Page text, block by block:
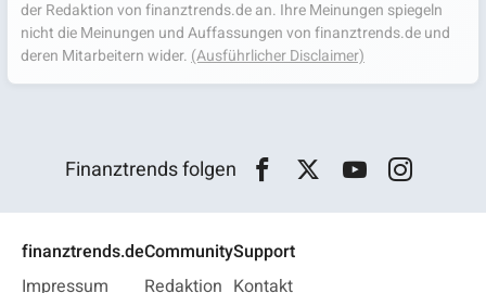
der Redaktion von finanztrends.de an. Ihre Meinungen spiegeln
nicht die Meinungen und Auffassungen von finanztrends.de und
deren Mitarbeitern wider. (Ausführlicher Disclaimer)
Finanztrends folgen
finanztrends.de
Impressum
Community
Redaktion
Support
Kontakt